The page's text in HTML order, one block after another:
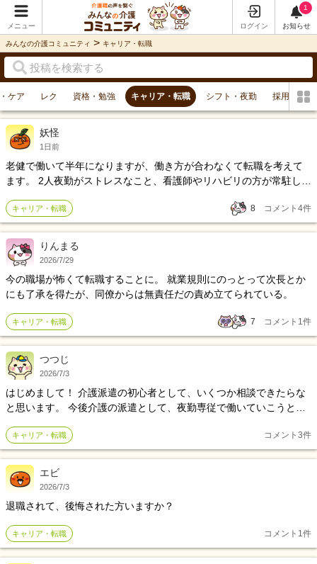
メニュー ログイン
1
お知らせ
みんなの介護コミュニティ > キャリア・転職
ケア レク 資格・勉強 キャリア・転職 シフト・夜勤 採用・教育
妖怪
1日前
老健で働いて半年になりますが、働き方が合わなくて転職を考えて
ます。 2人夜勤がストレスなこと、看護師やリハビリの方が常駐して
人と関わる密度が薄いことが理由です。 前職は小規模多機能で、他
スタッフに恵まれたのもありますが働き方も自分に合っていたと思
います。 今の老健では残業が減り、休日が増え、給料も増えている
のですが、合わないなと思いながら仕事をしています。 妻は転職に
賛成してくれていて、転職するなら小規模多機能を希望しますが、
今と同程度の待遇の施設があるとは思えず…。 現在29歳で、介護業
界以外も含めると職歴は4社目です。 この歳で5社目になるとさすが
に多いよなあとも思いますし。 わがままなのも分かってるけど、な
るべくストレス無く働きたい気持ちはあります。 ご意見ください。
キャリア・転職 8 コメント 4件
りんまる
2026/7/29
今の職場が怖くて転職することに。 就業規則にのっとって次長とか
にも了承を得たが、同僚からは無責任だの責め立てられている。
キャリア・転職 7 コメント 1件
つつじ
2026/7/3
はじめまして！ 介護派遣の初心者として、いくつか相談できたらな
と思います。 今後介護の派遣として、夜勤専従で働いていこうと考
体制のショート夜勤を経験しています。 特養が慣れているため特養
でロング夜勤のとこを探してもらい、この前初派遣夜勤デビューを
したのですが、ほぼ空気のように扱われ、指示は曖昧なのにミスを
すると後からグチグチ言われるといった、いきなり派遣の洗礼を受
さそうなワンオペでのロング夜勤を特養で絞らずに探そうと考えて
いるのですが、派遣でのワンオペ夜勤はそれはそれで別の苦労があ
るのでしょうか。
キャリア・転職 コメント 3件
エビ
2026/7/3
退職されて、後悔された方いますか？
キャリア・転職 コメント 1件